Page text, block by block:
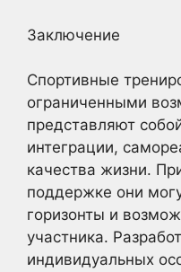
Заключение
Спортивные
ограниченными
представляют
интеграции,
качества жизни.
поддержке они
горизонты и
участника.
индивидуальных